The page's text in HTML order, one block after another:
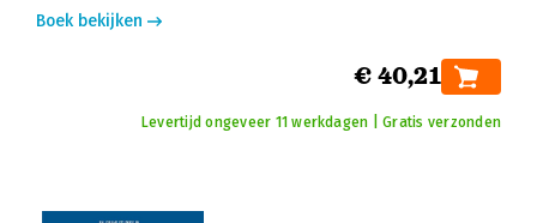
Boek bekijken
€ 40,21
Levertijd ongeveer 11 werkdagen | Gratis verzonden